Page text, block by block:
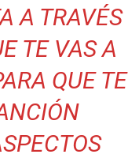
A TRAVÉS
TE VAS A
QUE TE